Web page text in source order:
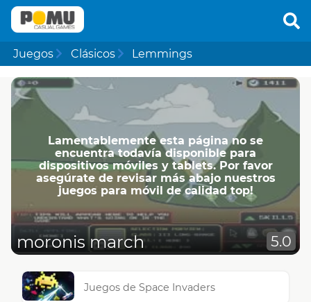
Juegos Clásicos Lemmings
Lamentablemente esta página no se
encuentra todavía disponible para
dispositivos móviles y tablets. Por favor
asegúrate de revisar más abajo nuestros
juegos para móvil de calidad top!
moronis march 5.0
Juegos de Space Invaders